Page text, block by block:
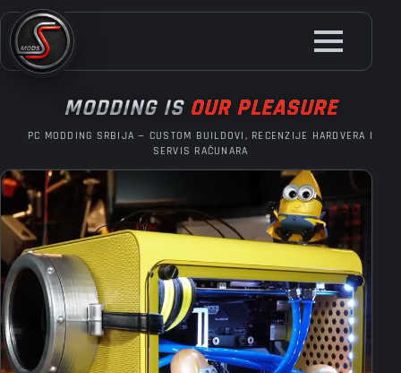
Skip
to
main
MODDING IS OUR PLEASURE
PC MODDING SRBIJA — CUSTOM BUILDOVI, RECENZIJE HARDVERA I
SERVIS RAČUNARA